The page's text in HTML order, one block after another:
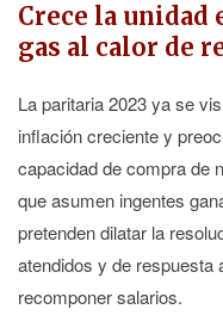
Crece la
gas al calor de
La paritaria 2023 ya se
inflación creciente y
capacidad de compra de
que asumen ingentes
pretenden dilatar la
atendidos y de respuesta
recomponer salarios.